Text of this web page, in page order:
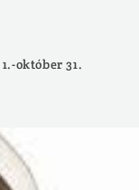
október 31.